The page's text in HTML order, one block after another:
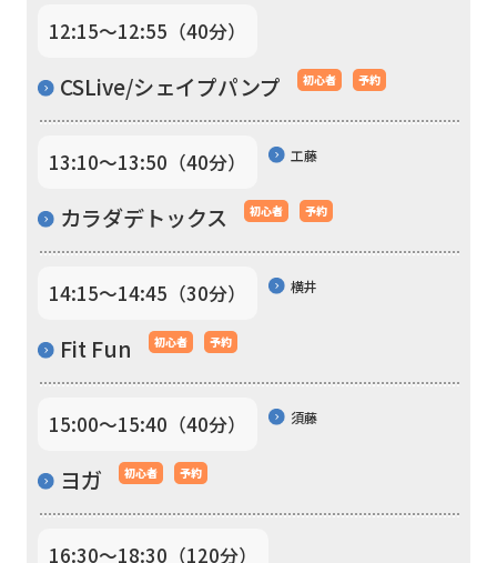
12:15〜12:55（40分）
CSLive/シェイプパンプ 初心者 予約
13:10〜13:50（40分） 工藤
カラダデトックス 初心者 予約
14:15〜14:45（30分） 横井
Fit Fun 初心者 予約
15:00〜15:40（40分） 須藤
ヨガ 初心者 予約
16:30〜18:30（120分）
automatic
translation)
to
return
to
top
an